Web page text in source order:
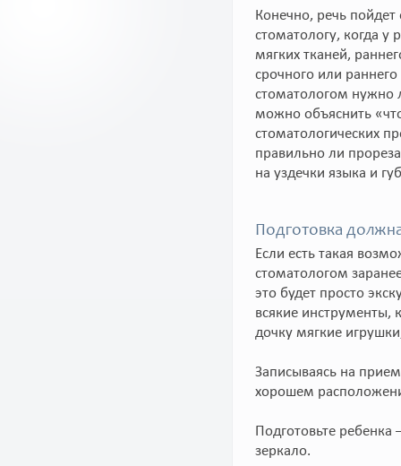
Конечно, речь
стоматологу, когда у
мягких тканей,
срочного или
стоматологом нужно
можно объяснить
стоматологических
правильно ли
на уздечки языка и
Подготовка
Если есть такая
стоматологом
это будет просто
всякие
дочку мягкие
Записываясь на
хорошем
Подготовьте ребенка
зеркало.